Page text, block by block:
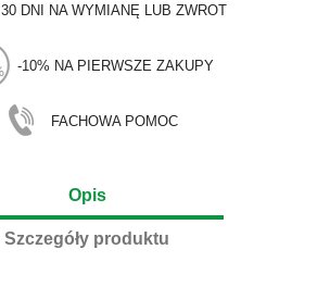
30 DNI NA WYMIANĘ LUB ZWROT
-10% NA PIERWSZE ZAKUPY
FACHOWA POMOC
Opis
Szczegóły produktu